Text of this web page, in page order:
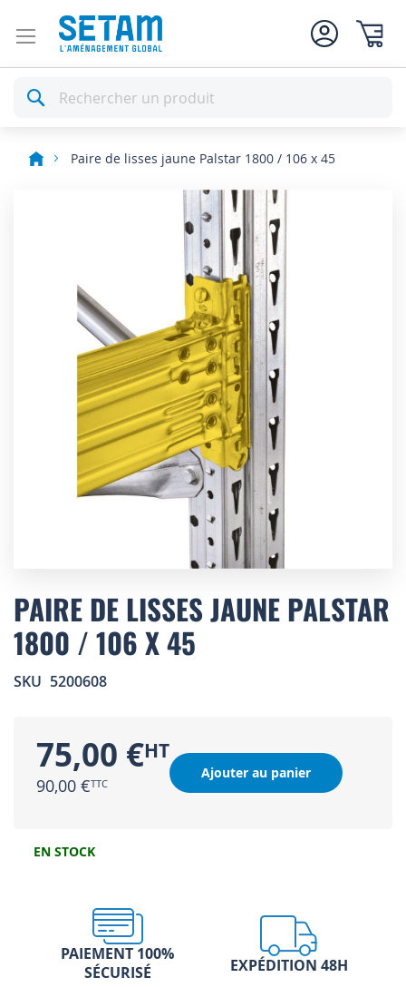
Rechercher
Paire de lisses jaune Palstar 1800 / 106 x 45
to
the
beginning
images
PAIRE DE LISSES JAUNE PALSTAR
1800 / 106 X 45
SKU 5200608
75,00 €
90,00 €
Ajouter au panier
EN STOCK
PAIEMENT 100%
SÉCURISÉ
EXPÉDITION 48H